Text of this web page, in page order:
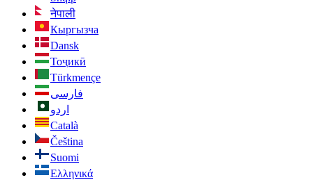
नेपाली
Кыргызча
Dansk
Тоҷикӣ
Türkmençe
فارسی
اردو
Català
Čeština
Suomi
Ελληνικά